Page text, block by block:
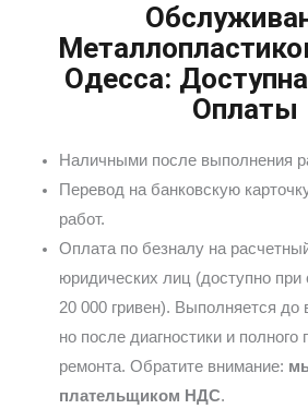
Одесса:
Оплаты
Наличными после выполнения
Перевод на банковскую
работ.
Оплата по безналу на
юридических лиц (доступно
20 000 гривен). Выполняется
но после диагностики и полного
ремонта. Обратите внимание:
плательщиком НДС.